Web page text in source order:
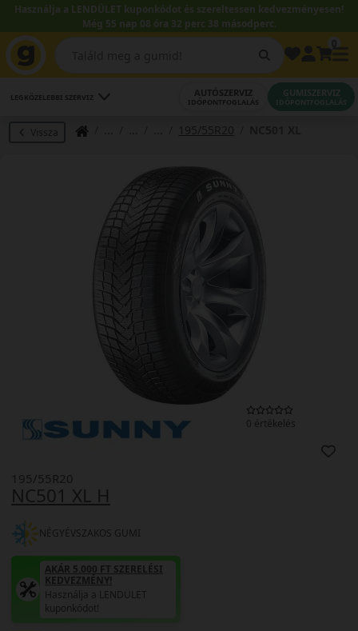
Használja a LENDÜLET kuponkódot és szereltessen kedvezményesen!
Még 55 nap 08 óra 32 perc 37 másodperc.
LEGKÖZELEBBI SZERVIZ AUTÓSZERVIZ
IDŐPONTFOGLALÁS
GUMISZERVIZ
IDŐPONTFOGLALÁS
Vissza 195/55R20
0 értékelés
NC501 XL H
195/55R20
NÉGYÉVSZAKOS GUMI
AKÁR 5.000 FT SZERELÉSI
KEDVEZMÉNY!
Használja a LENDÜLET
kuponkódot!